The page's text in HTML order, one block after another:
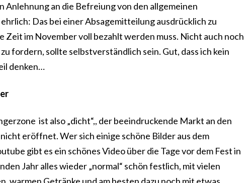
Anlehnung an die Befreiung von den allgemeinen
Das bei einer Absagemitteilung ausdrücklich zu
Zeit im November voll bezahlt werden muss. Nicht auch noch
fordern, sollte selbstverständlich sein. Gut, dass ich kein
denken…
ist also „dicht“,, der beeindruckende Markt an den
eröffnet. Wer sich einige schöne Bilder aus dem
gibt es ein schönes Video über die Tage vor dem Fest in
Jahr alles wieder „normal“ schön festlich, mit vielen